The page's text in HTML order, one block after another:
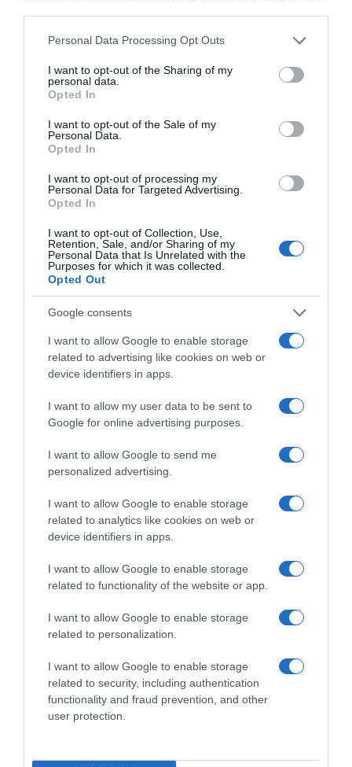
Please note that this website/app uses one or more Google
not limited to your visit or usage behaviour. You may click to
grant or deny consent to Google and its third-party tags to
use your data for below specified purposes in below Google
consent section.
Personal Data Processing Opt Outs
I want to opt-out of the Sharing of my
personal data.
Opted In
I want to opt-out of the Sale of my
Personal Data.
Opted In
I want to opt-out of processing my
Personal Data for Targeted Advertising.
Opted In
I want to opt-out of Collection, Use,
Retention, Sale, and/or Sharing of my
Personal Data that Is Unrelated with the
Purposes for which it was collected.
Opted Out
Google consents
I want to allow Google to enable storage
related to advertising like cookies on web or
device identifiers in apps.
I want to allow my user data to be sent to
Google for online advertising purposes.
I want to allow Google to send me
personalized advertising.
I want to allow Google to enable storage
related to analytics like cookies on web or
device identifiers in apps.
I want to allow Google to enable storage
related to functionality of the website or app.
I want to allow Google to enable storage
related to personalization.
I want to allow Google to enable storage
related to security, including authentication
functionality and fraud prevention, and other
user protection.
ΕΛΛΑΔΑ